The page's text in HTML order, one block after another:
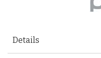
Details